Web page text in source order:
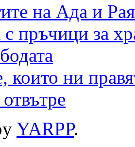
на Ада и Рая
пръчици за
които ни
YARPP.